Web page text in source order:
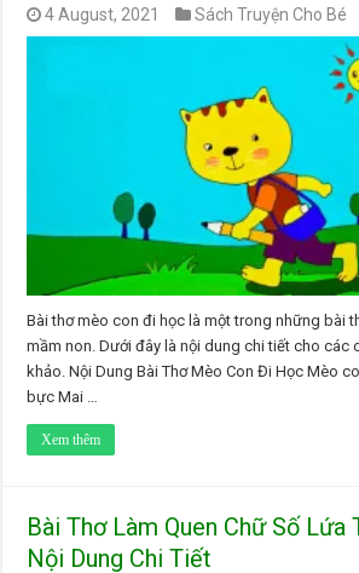
4 August, 2021 Sách Truyện Cho Bé
Bài thơ mèo con đi học là một trong những bài
mầm non. Dưới đây là nội dung chi tiết cho các
khảo. Nội Dung Bài Thơ Mèo Con Đi Học Mèo
bực Mai …
Xem thêm
Bài Thơ Làm Quen Chữ Số Lứa
Nội Dung Chi Tiết